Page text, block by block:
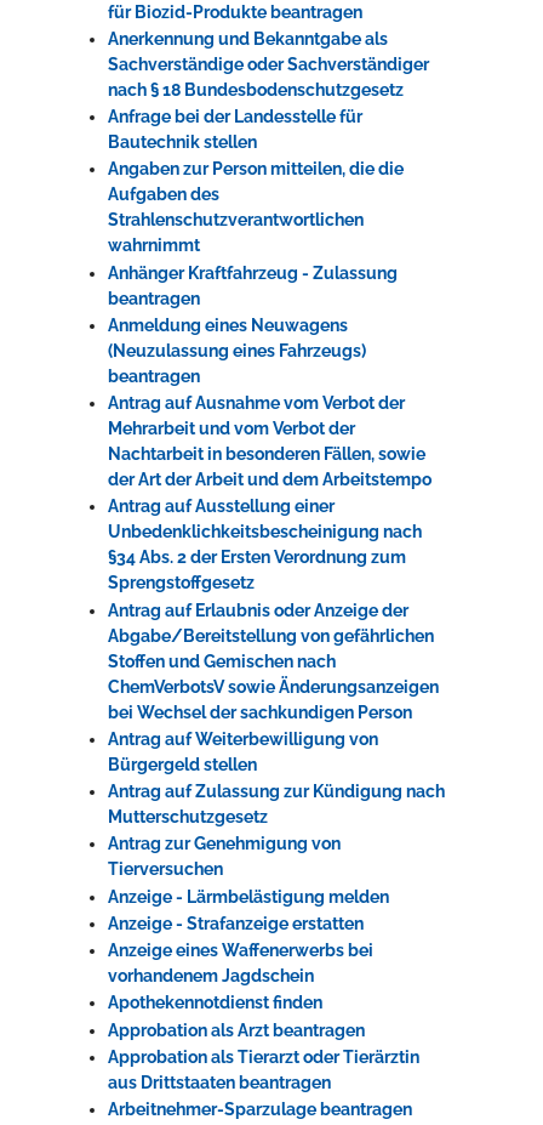
für Biozid-Produkte beantragen
Anerkennung und Bekanntgabe als
Sachverständige oder Sachverständiger
nach § 18 Bundesbodenschutzgesetz
Anfrage bei der Landesstelle für
Bautechnik stellen
Angaben zur Person mitteilen, die die
Aufgaben des
Strahlenschutzverantwortlichen
wahrnimmt
Anhänger Kraftfahrzeug - Zulassung
beantragen
Anmeldung eines Neuwagens
(Neuzulassung eines Fahrzeugs)
beantragen
Antrag auf Ausnahme vom Verbot der
Mehrarbeit und vom Verbot der
Nachtarbeit in besonderen Fällen, sowie
der Art der Arbeit und dem Arbeitstempo
Antrag auf Ausstellung einer
Unbedenklichkeitsbescheinigung nach
§34 Abs. 2 der Ersten Verordnung zum
Sprengstoffgesetz
Antrag auf Erlaubnis oder Anzeige der
Abgabe/Bereitstellung von gefährlichen
Stoffen und Gemischen nach
ChemVerbotsV sowie Änderungsanzeigen
bei Wechsel der sachkundigen Person
Antrag auf Weiterbewilligung von
Bürgergeld stellen
Antrag auf Zulassung zur Kündigung nach
Mutterschutzgesetz
Antrag zur Genehmigung von
Tierversuchen
Anzeige - Lärmbelästigung melden
Anzeige - Strafanzeige erstatten
Anzeige eines Waffenerwerbs bei
vorhandenem Jagdschein
Apothekennotdienst finden
Approbation als Arzt beantragen
Approbation als Tierarzt oder Tierärztin
aus Drittstaaten beantragen
Arbeitnehmer-Sparzulage beantragen